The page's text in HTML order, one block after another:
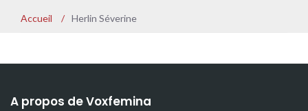
Accueil / Herlin Séverine
A propos de Voxfemina